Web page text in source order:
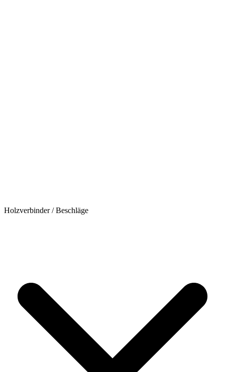
Holzverbinder / Beschläge